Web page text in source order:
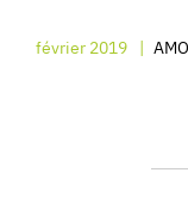
février 2019 AMO